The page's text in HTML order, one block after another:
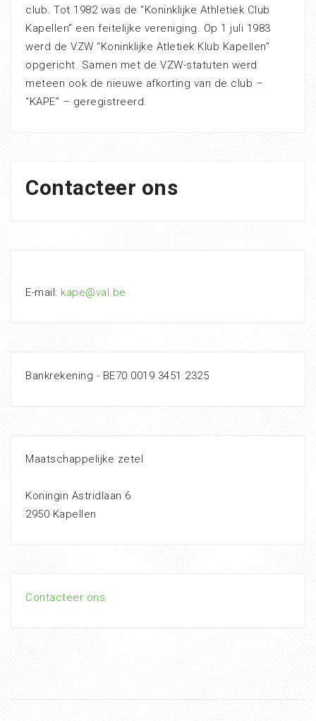
club. Tot 1982 was de “Koninklijke Athletiek Club
Kapellen” een feitelijke vereniging. Op 1 juli 1983
werd de VZW “Koninklijke Atletiek Klub Kapellen”
opgericht. Samen met de VZW-statuten werd
meteen ook de nieuwe afkorting van de club –
“KAPE” – geregistreerd.
Contacteer ons
E-mail: kape@val.be
Bankrekening - BE70 0019 3451 2325
Maatschappelijke zetel
Koningin Astridlaan 6
2950 Kapellen
Contacteer ons